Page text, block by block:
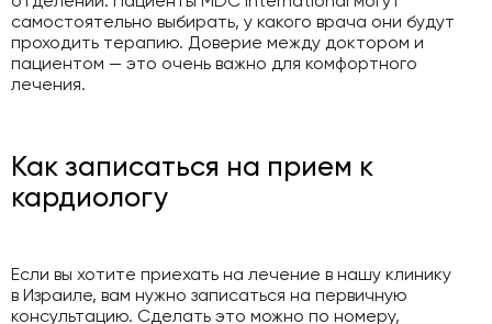
самостоятельно выбирать, у какого врача они будут
проходить терапию. Доверие между доктором и
пациентом — это очень важно для комфортного
лечения.
Как записаться на прием к
кардиологу
Если вы хотите приехать на лечение в нашу клинику
в Израиле, вам нужно записаться на первичную
консультацию. Сделать это можно по номеру,